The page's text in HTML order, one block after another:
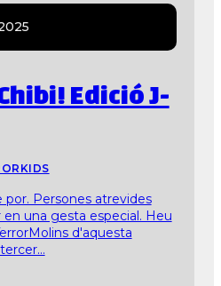
Edició J-
Persones atrevides
una gesta especial. Heu
d'aquesta